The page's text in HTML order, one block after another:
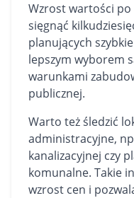
Wzrost wartości
sięgnąć
planujących
lepszym wyborem
warunkami
publicznej.
Warto też śledzić
administracyjne,
kanalizacyjnej czy
komunalne. Takie
wzrost cen i